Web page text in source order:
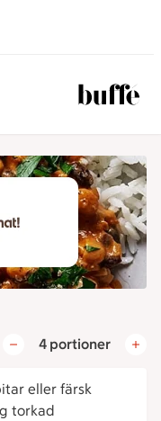
4 portioner
eller färsk
torkad